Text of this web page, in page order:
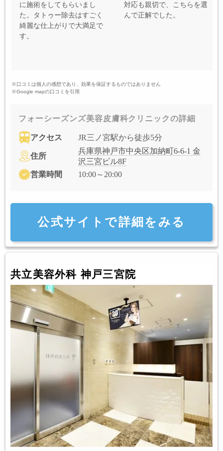
に施術をしてもらいまし
た。タトゥー除去はすごく
綺麗な仕上がりで大満足で
す。
対応も親切で、こちらを選
んで正解でした。
※口コミは個人の感想であり、効果を保証するものではありません
※Google mapの口コミを引用
フォーシーズンズ美容皮膚科クリニックの詳細
アクセス JR三ノ宮駅から徒歩5分
住所
兵庫県神戸市中央区加納町6-6-1 金
沢三宮ビル8F
営業時間
10:00～20:00
公式サイトで詳細をみる
共立美容外科 神戸三宮院